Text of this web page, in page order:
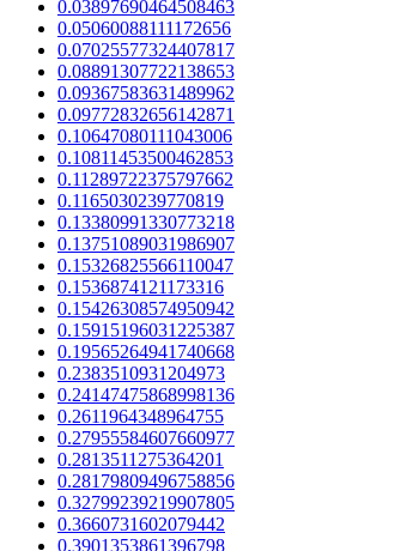
0.03897690464508463
0.05060088111172656
0.07025577324407817
0.08891307722138653
0.09367583631489962
0.09772832656142871
0.10647080111043006
0.10811453500462853
0.11289722375797662
0.1165030239770819
0.13380991330773218
0.13751089031986907
0.15326825566110047
0.1536874121173316
0.15426308574950942
0.15915196031225387
0.19565264941740668
0.2383510931204973
0.24147475868998136
0.2611964348964755
0.27955584607660977
0.2813511275364201
0.28179809496758856
0.32799239219907805
0.3660731602079442
0.3901353861396798